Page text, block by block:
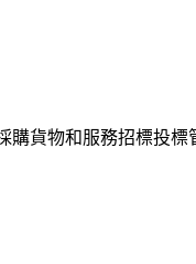
購貨物和服務招標投標